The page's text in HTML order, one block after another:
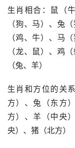
生肖相合：鼠（
（狗、马）、兔
（鸡、牛）、马
（龙、鼠）、鸡
（兔、羊）
生肖和方位的关
方）、兔（东方
方）、羊（中央
央）、猪（北方）